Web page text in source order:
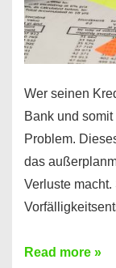
Wer seinen
Bank und
Problem.
das
Verluste
Kredit
Read more »